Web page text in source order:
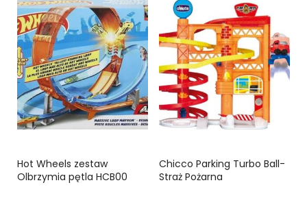
Hot Wheels zestaw
Olbrzymia pętla HCB00
Chicco Parking Turbo Ball-
Straż Pożarna